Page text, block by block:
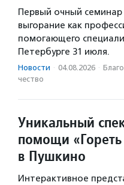
Первый очный
выгорание как
помогающего
Петербурге 31 июля.
Новости · 04.08.2026 ·
чест­во
Уникальный
помощи
в Пушкино
Интерактивное